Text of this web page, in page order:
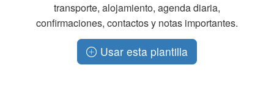
transporte, alojamiento, agenda diaria,
confirmaciones, contactos y notas importantes.
Usar esta plantilla